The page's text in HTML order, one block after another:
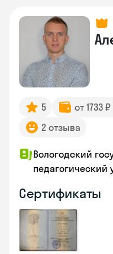
5 от 1733
2 отзыва
Вологодский
педагогический
Сертификаты